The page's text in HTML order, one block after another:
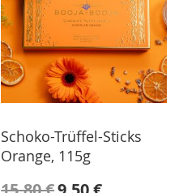
Schoko-Trüffel-Sticks
Orange, 115g
Sonderangebot